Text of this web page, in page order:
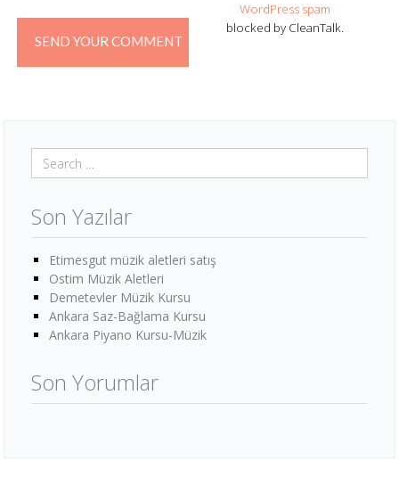
WordPress spam
blocked by CleanTalk.
Son Yazılar
Etimesgut müzik aletleri satış
Ostim Müzik Aletleri
Demetevler Müzik Kursu
Ankara Saz-Bağlama Kursu
Ankara Piyano Kursu-Müzik
Son Yorumlar